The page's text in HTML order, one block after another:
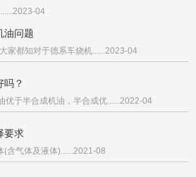
04
油问题
家都知对于德系车烧机......2023-04
吗？
优于半合成机油，半合成优......2022-04
要求
(含气体及液体)......2021-08